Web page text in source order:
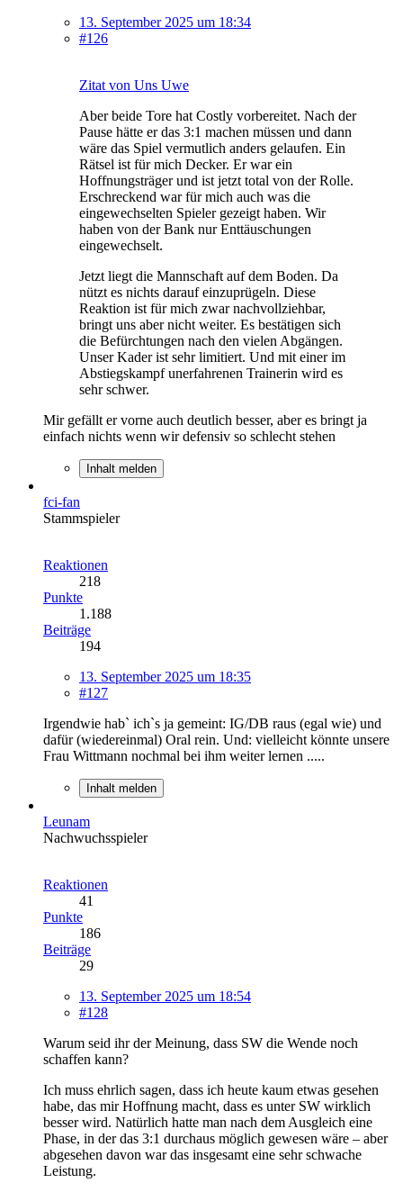
13. September 2025 um 18:34
#126
Zitat von Uns Uwe
Aber beide Tore hat Costly vorbereitet. Nach der
Pause hätte er das 3:1 machen müssen und dann
wäre das Spiel vermutlich anders gelaufen. Ein
Rätsel ist für mich Decker. Er war ein
Hoffnungsträger und ist jetzt total von der Rolle.
Erschreckend war für mich auch was die
eingewechselten Spieler gezeigt haben. Wir
haben von der Bank nur Enttäuschungen
eingewechselt.
Jetzt liegt die Mannschaft auf dem Boden. Da
nützt es nichts darauf einzuprügeln. Diese
Reaktion ist für mich zwar nachvollziehbar,
bringt uns aber nicht weiter. Es bestätigen sich
die Befürchtungen nach den vielen Abgängen.
Unser Kader ist sehr limitiert. Und mit einer im
Abstiegskampf unerfahrenen Trainerin wird es
sehr schwer.
Mir gefällt er vorne auch deutlich besser, aber es bringt ja
einfach nichts wenn wir defensiv so schlecht stehen
Inhalt melden
fci-fan
Stammspieler
Reaktionen
218
Punkte
1.188
Beiträge
194
13. September 2025 um 18:35
#127
Irgendwie hab` ich`s ja gemeint: IG/DB raus (egal wie) und
dafür (wiedereinmal) Oral rein. Und: vielleicht könnte unsere
Frau Wittmann nochmal bei ihm weiter lernen .....
Inhalt melden
Leunam
Nachwuchsspieler
Reaktionen
41
Punkte
186
Beiträge
29
13. September 2025 um 18:54
#128
Warum seid ihr der Meinung, dass SW die Wende noch
schaffen kann?
Ich muss ehrlich sagen, dass ich heute kaum etwas gesehen
habe, das mir Hoffnung macht, dass es unter SW wirklich
besser wird. Natürlich hatte man nach dem Ausgleich eine
Phase, in der das 3:1 durchaus möglich gewesen wäre – aber
abgesehen davon war das insgesamt eine sehr schwache
Leistung.